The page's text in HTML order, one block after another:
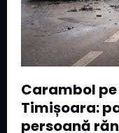
Carambol
Timișoara:
persoană